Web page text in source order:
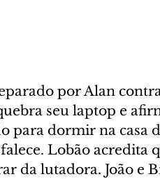
por Alan
seu laptop e
para dormir na casa
Lobão acredita
da lutadora. João e